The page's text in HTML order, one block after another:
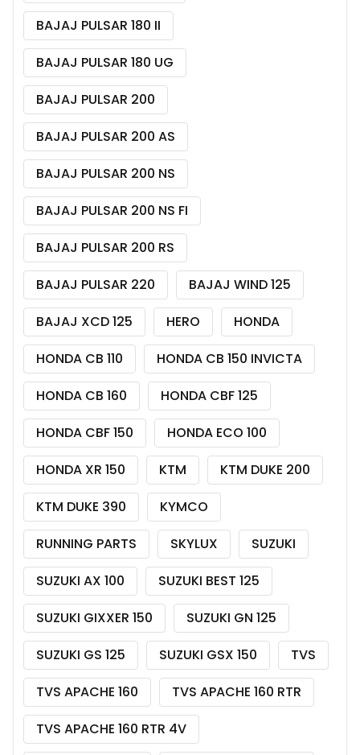
BAJAJ PULSAR 180 II
BAJAJ PULSAR 180 UG
BAJAJ PULSAR 200
BAJAJ PULSAR 200 AS
BAJAJ PULSAR 200 NS
BAJAJ PULSAR 200 NS FI
BAJAJ PULSAR 200 RS
BAJAJ PULSAR 220
BAJAJ WIND 125
BAJAJ XCD 125
HERO
HONDA
HONDA CB 110
HONDA CB 150 INVICTA
HONDA CB 160
HONDA CBF 125
HONDA CBF 150
HONDA ECO 100
HONDA XR 150
KTM
KTM DUKE 200
KTM DUKE 390
KYMCO
RUNNING PARTS
SKYLUX
SUZUKI
SUZUKI AX 100
SUZUKI BEST 125
SUZUKI GIXXER 150
SUZUKI GN 125
SUZUKI GS 125
SUZUKI GSX 150
TVS
TVS APACHE 160
TVS APACHE 160 RTR
TVS APACHE 160 RTR 4V